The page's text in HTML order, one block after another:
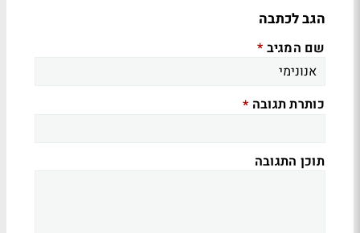
הגב לכתבה
שם המגיב *
כותרת תגובה *
תוכן התגובה